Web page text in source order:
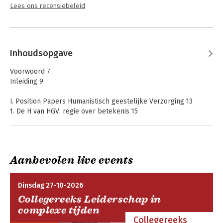
Lees ons recensiebeleid
Inhoudsopgave
Voorwoord 7
Inleiding 9
I. Position Papers Humanistisch geestelijke Verzorging 13
1. De H van HGV: regie over betekenis 15
II. Praktijkverhalen 49
1. Menselijke bloei in de gevangenis? 51
Hans Scheper
2. Betekenisregie door deelnemende professionaliteit 57
Beate Giebner
3. Een maatschap biedt mogelijkheden en inspiratie 67
Maatschap Zingesprek Wageningen
Aanbevolen live events
Dinsdag 27-10-2026
Collegereeks Leiderschap in
complexe tijden
Collegereeks